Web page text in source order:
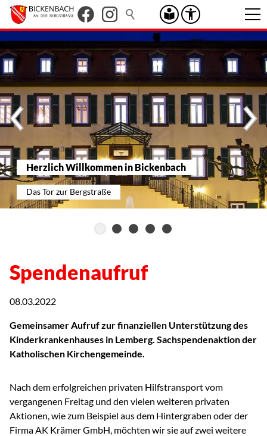
Herzlich Willkommen in Bickenbach
Das Tor zur Bergstraße
Spendenaufruf
08.03.2022
Gemeinsamer Aufruf zur finanziellen Unterstützung des
Kinderkrankenhauses in Lemberg. Sachspendenaktion der
Katholischen Kirchengemeinde.
Nach dem erfolgreichen privaten Hilfstransport vom
vergangenen Freitag und den vielen weiteren privaten
Aktionen, wie zum Beispiel aus dem Hintergraben oder der
Firma AK Krämer GmbH, möchten wir sie auf zwei weitere